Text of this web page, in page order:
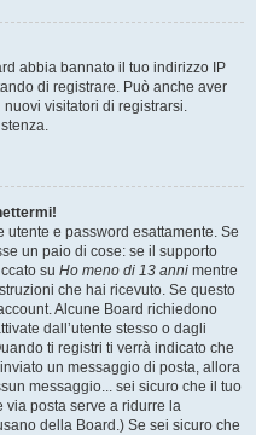
abbia bannato il tuo indirizzo IP
di registrare. Può anche aver
visitatori di registrarsi.
utente e password esattamente. Se
un paio di cose: se il supporto
su Ho meno di 13 anni mentre
che hai ricevuto. Se questo
Alcune Board richiedono
dall’utente stesso o dagli
ti registri ti verrà indicato che
un messaggio di posta, allora
messaggio... sei sicuro che il tuo
via posta serve a ridurre la
della Board.) Se sei sicuro che